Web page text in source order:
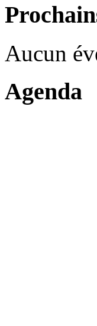
Aucun
Agenda